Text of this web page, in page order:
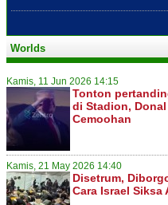
Worlds
Kamis, 11 Jun 2026 14:15
Tonton
di Stadion,
Cemoohan
Kamis, 21 May 2026 14:40
Disetrum,
Cara Israel